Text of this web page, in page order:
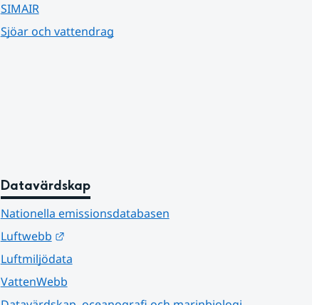
SIMAIR
Sjöar och vattendrag
Datavärdskap
Nationella emissionsdatabasen
Luftwebb
Länk till annan webbplats.
Luftmiljödata
VattenWebb